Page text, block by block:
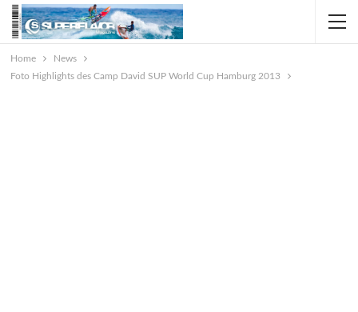
Home
News
Foto Highlights des Camp David SUP World Cup Hamburg 2013